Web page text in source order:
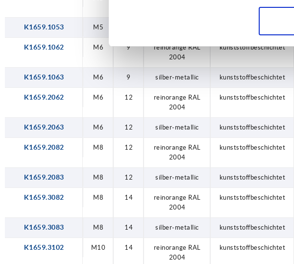
K1659.1053 M5
K1659.1062 M6 9
reinorange RAL
2004
kunststoffbeschichtet
K1659.1063 M6 9 silber-metallic kunststoffbeschichtet
K1659.2062 M6 12
reinorange RAL
2004
kunststoffbeschichtet
K1659.2063 M6 12 silber-metallic kunststoffbeschichtet
K1659.2082 M8 12
reinorange RAL
2004
kunststoffbeschichtet
K1659.2083 M8 12 silber-metallic kunststoffbeschichtet
K1659.3082 M8 14
reinorange RAL
2004
kunststoffbeschichtet
K1659.3083 M8 14 silber-metallic kunststoffbeschichtet
K1659.3102 M10 14
reinorange RAL
2004
kunststoffbeschichtet